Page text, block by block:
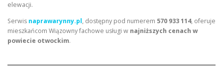
elewacji.
Serwis naprawarynny.pl, dostępny pod numerem 570 933 114, oferuje
mieszkańcom Wiązowny fachowe usługi w najniższych cenach w
powiecie otwockim.